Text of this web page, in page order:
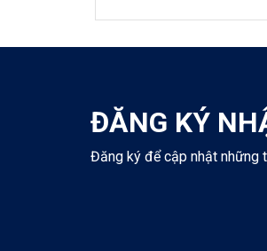
ĐĂNG KÝ
Đăng ký để cập nhật những